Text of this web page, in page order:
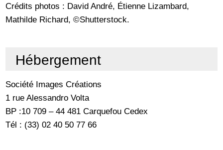
Crédits photos : David André, Étienne Lizambard,
Mathilde Richard, ©Shutterstock.
Hébergement
Société Images Créations
1 rue Alessandro Volta
BP :10 709 – 44 481 Carquefou Cedex
Tél : (33) 02 40 50 77 66